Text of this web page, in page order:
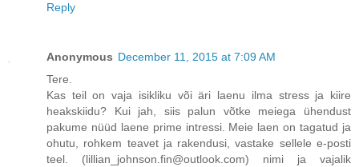
Reply
Anonymous December 11, 2015 at 7:09 AM
Tere.
Kas teil on vaja isikliku või äri laenu ilma stress ja kiire
heakskiidu? Kui jah, siis palun võtke meiega ühendust
pakume nüüd laene prime intressi. Meie laen on tagatud ja
ohutu, rohkem teavet ja rakendusi, vastake sellele e-posti
teel. (lillian_johnson.fin@outlook.com) nimi ja vajalik